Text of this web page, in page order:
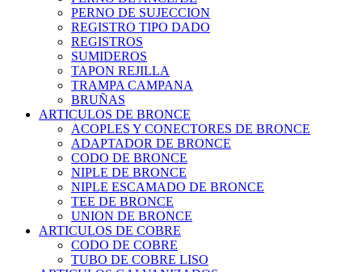
PERNO DE SUJECCION
REGISTRO TIPO DADO
REGISTROS
SUMIDEROS
TAPON REJILLA
TRAMPA CAMPANA
BRUÑAS
ARTICULOS DE BRONCE
ACOPLES Y CONECTORES DE BRONCE
ADAPTADOR DE BRONCE
CODO DE BRONCE
NIPLE DE BRONCE
NIPLE ESCAMADO DE BRONCE
TEE DE BRONCE
UNION DE BRONCE
ARTICULOS DE COBRE
CODO DE COBRE
TUBO DE COBRE LISO